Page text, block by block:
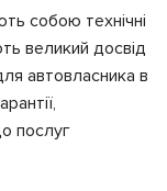
собою технічні
великий досвід
автовласника в
послуг